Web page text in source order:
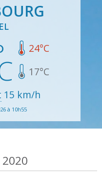
24°C
17°C
15 km/h
à 10h55